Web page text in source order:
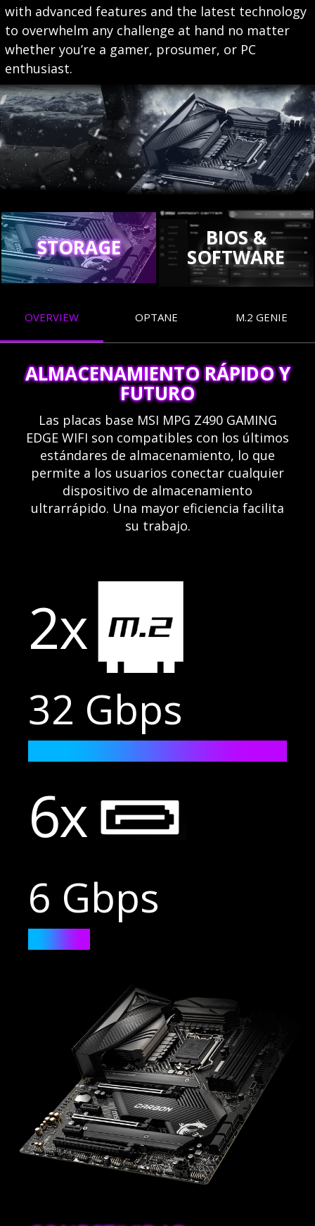
with advanced features and the latest technology
to overwhelm any challenge at hand no matter
whether you’re a gamer, prosumer, or PC
enthusiast.
STORAGE BIOS &
SOFTWARE
OVERVIEW OPTANE M.2 GENIE
ALMACENAMIENTO RÁPIDO Y
FUTURO
Las placas base MSI MPG Z490 GAMING
EDGE WIFI son compatibles con los últimos
estándares de almacenamiento, lo que
permite a los usuarios conectar cualquier
dispositivo de almacenamiento
ultrarrápido. Una mayor eficiencia facilita
su trabajo.
2x
32 Gbps
6x
6 Gbps